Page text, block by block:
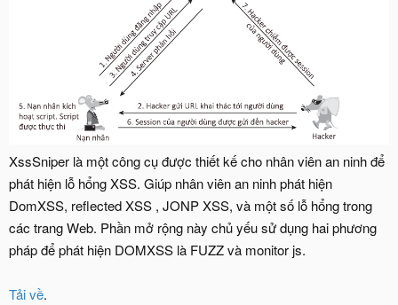
XssSniper là một công cụ được thiết kế cho nhân viên an ninh để
phát hiện lỗ hổng XSS. Giúp nhân viên an ninh phát hiện
DomXSS, reflected XSS , JONP XSS, và một số lỗ hổng trong
các trang Web. Phần mở rộng này chủ yếu sử dụng hai phương
pháp để phát hiện DOMXSS là FUZZ và monitor js.
Tải về.